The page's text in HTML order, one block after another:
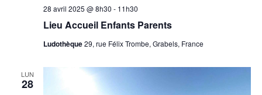
Lieu Accueil Enfants Parents
28 avril 2025 @ 8h30 - 11h30
Ludothèque29, rue Félix Trombe, Grabels, France
LUN
28